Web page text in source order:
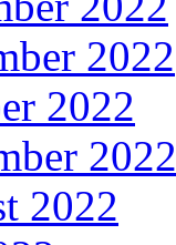
2022
2022
2022
2022